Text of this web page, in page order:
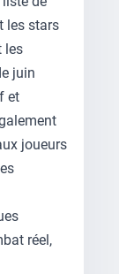
les stars
les
juin
et
joueurs
réel,